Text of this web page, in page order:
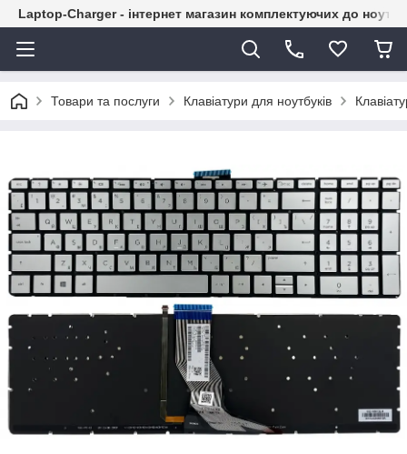
Laptop-Charger - інтернет магазин комплектуючих до
Товари та послуги Клавіатури для ноутбуків